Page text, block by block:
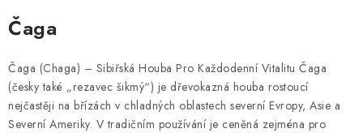
Čaga
Čaga (Chaga) – Sibiřská Houba Pro Každodenní Vitalitu Čaga
(česky také „rezavec šikmý“) je dřevokazná houba rostoucí
nejčastěji na břízách v chladných oblastech severní Evropy, Asie a
Severní Ameriky. V tradičním používání je ceněná zejména pro